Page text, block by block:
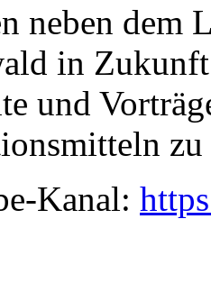
neben dem
in
und
Kanal: